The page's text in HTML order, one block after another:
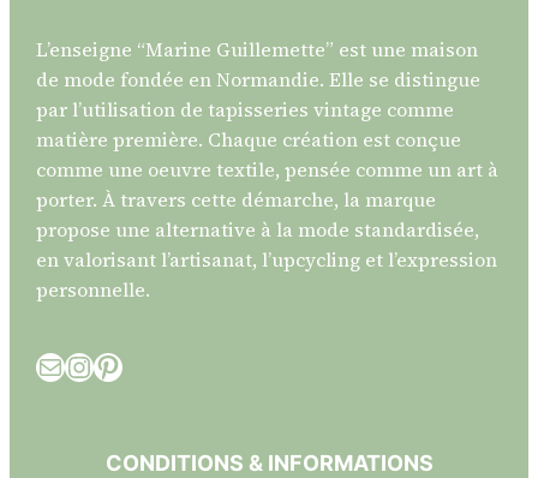
L’enseigne “Marine Guillemette” est une maison
de mode fondée en Normandie. Elle se distingue
par l’utilisation de tapisseries vintage comme
matière première. Chaque création est conçue
comme une oeuvre textile, pensée comme un art à
porter. À travers cette démarche, la marque
propose une alternative à la mode standardisée,
en valorisant l’artisanat, l’upcycling et l’expression
personnelle.
E-mail InstagramPinterest
CONDITIONS & INFORMATIONS